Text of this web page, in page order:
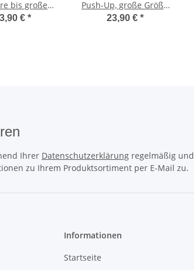
bis große
€ *
Push-Up, große Größe
XL / F-Cup
23,90 € *
Ihrer Datenschutzerklärung regelmäßig und
zu Ihrem Produktsortiment per E-Mail zu.
Informationen
Startseite